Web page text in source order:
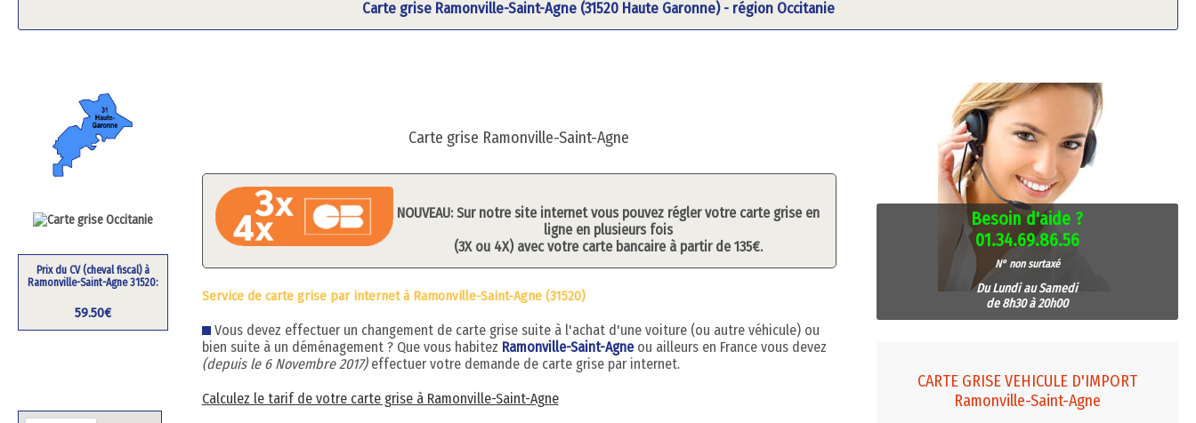
Carte grise Ramonville-Saint-Agne (31520 Haute Garonne) - région Occitanie
Prix du CV (cheval fiscal) à
Ramonville-Saint-Agne 31520:
59.50€
Carte grise Ramonville-Saint-Agne
NOUVEAU: Sur notre site internet vous pouvez régler votre carte grise en
ligne en plusieurs fois
(3X ou 4X) avec votre carte bancaire à partir de 135€.
Service de carte grise par internet à Ramonville-Saint-Agne (31520)
Vous devez effectuer un changement de carte grise suite à l'achat d'une voiture (ou autre véhicule) ou
bien suite à un déménagement ? Que vous habitez Ramonville-Saint-Agne ou ailleurs en France vous devez
(depuis le 6 Novembre 2017)effectuer votre demande de carte grise par internet.
Calculez le tarif de votre carte grise à Ramonville-Saint-Agne
Besoin d'aide ?
01.34.69.86.56
N° non surtaxé
Du Lundi au Samedi
de 8h30 à 20h00
CARTE GRISE VEHICULE D'IMPORT
Ramonville-Saint-Agne